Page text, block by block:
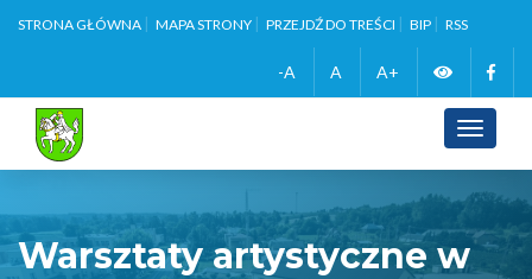
STRONA GŁÓWNA MAPA STRONY PRZEJDŹ DO TREŚCI BIP RSS
-A A A+ Zmień
wersję
Toggle
Warsztaty artystyczne w